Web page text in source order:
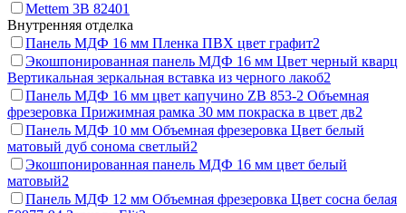
Mettem 3В 82401
Внутренняя отделка
Панель МДФ 16 мм Пленка ПВХ цвет графит2
Экошпонированная панель МДФ 16 мм Цвет черный кварц
Вертикальная зеркальная вставка из черного лакоб2
Панель МДФ 16 мм цвет капучино ZB 853-2 Объемная
фрезеровка Прижимная рамка 30 мм покраска в цвет дв2
Панель МДФ 10 мм Объемная фрезеровка Цвет белый
матовый дуб сонома светлый2
Экошпонированная панель МДФ 16 мм цвет белый
матовый2
Панель МДФ 12 мм Объемная фрезеровка Цвет сосна белая